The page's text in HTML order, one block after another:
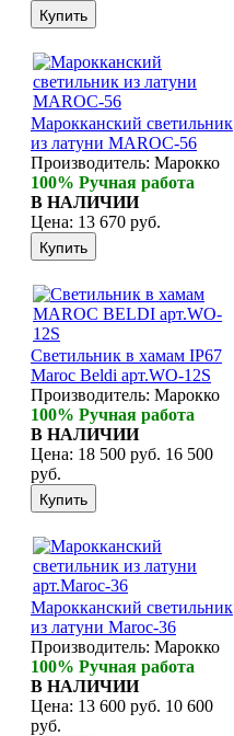
Марокканский светильник
из латуни MAROC-56
Производитель: Марокко
100% Ручная работа
В НАЛИЧИИ
Цена: 13 670 руб.
Светильник в хамам IP67
Maroc Beldi арт.WO-12S
Производитель: Марокко
100% Ручная работа
В НАЛИЧИИ
Цена: 18 500 руб. 16 500
руб.
Марокканский светильник
из латуни Maroc-36
Производитель: Марокко
100% Ручная работа
В НАЛИЧИИ
Цена: 13 600 руб. 10 600
руб.